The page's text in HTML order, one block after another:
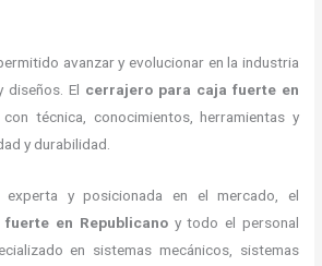
avanzar y evolucionar en la industria
diseños. El cerrajero para caja fuerteen
técnica, conocimientos, herramientas y
y durabilidad.
experta y posicionada en el mercado, el
fuerte en Republicanoy todo el personal
en sistemas mecánicos, sistemas